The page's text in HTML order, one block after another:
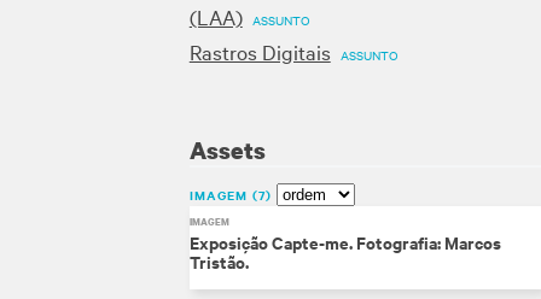
(LAA) ASSUNTO
Rastros Digitais ASSUNTO
Assets
IMAGEM 7
IMAGEM
Exposição Capte-me. Fotografia: Marcos
Tristão.